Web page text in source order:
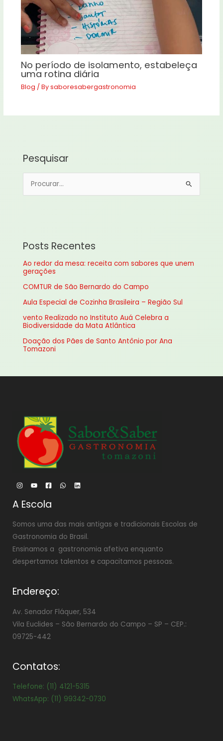
No período de isolamento, estabeleça
uma rotina diária
Blog / Bysaboresabergastronomia
Pesquisar
i
s
p
o
:
Posts Recentes
Ao redor da mesa: receita com sabores que unem
gerações
COMTUR de São Bernardo do Campo
Aula Especial de Cozinha Brasileira – Região Sul
vento Realizado no Instituto Auá Celebra a
Biodiversidade da Mata Atlântica
Doação dos Pães de Santo Antônio por Ana
Tomazoni
A Escola
Somos uma das mais antigas e tradicionais Escolas de
Gastronomia do Brasil.
Ensinamos a gastronomia afetiva enquanto
despertamos talentos e capacitamos pessoas.
Endereço:
Av. Senador Fláquer, 534
Vila Euclides – São Bernardo do Campo – SP – CEP.:
09725-442
Contatos:
Telefone: (11) 4121-5315
WhatsApp: (11) 99342-0730